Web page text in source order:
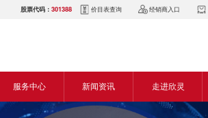
价目表查询 经销商入口
股票代码：301388
服务中心 新闻资讯 走进欣灵